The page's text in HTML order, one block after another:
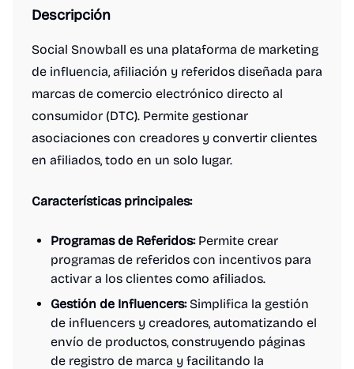
Descripción
Social Snowball es una plataforma de marketing
de influencia, afiliación y referidos diseñada para
marcas de comercio electrónico directo al
consumidor (DTC). Permite gestionar
asociaciones con creadores y convertir clientes
en afiliados, todo en un solo lugar.
Características principales:
Programas de Referidos:Permite crear
programas de referidos con incentivos para
activar a los clientes como afiliados.
Gestión de Influencers:Simplifica la gestión
de influencers y creadores, automatizando el
envío de productos, construyendo páginas
de registro de marca y facilitando la